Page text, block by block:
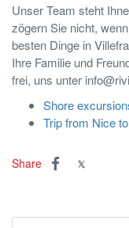
Unser Team steht
zögern Sie nicht,
besten Dinge in
Ihre Familie und
frei, uns unter
Shore
Trip from Nice
Share